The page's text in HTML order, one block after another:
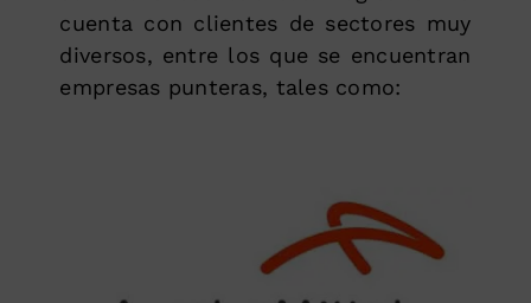
cuenta con clientes de sectores muy
diversos, entre los que se encuentran
empresas punteras, tales como: